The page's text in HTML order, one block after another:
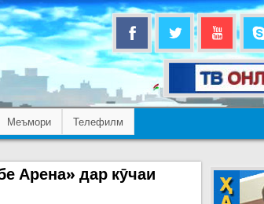
Меъмори Телефилм
Арена» дар кӯчаи